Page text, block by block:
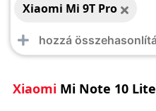
Xiaomi Mi 9T Pro
Xiaomi Mi Note 10 Lite